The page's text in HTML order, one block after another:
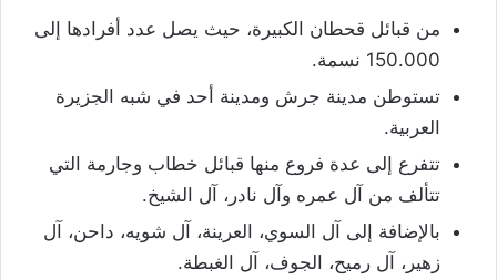
من قبائل قحطان الكبيرة، حيث يصل عدد أفرادها إلى
150.000 نسمة.
تستوطن مدينة جرش ومدينة أحد في شبه الجزيرة
العربية.
تتفرع إلى عدة فروع منها قبائل خطاب وجارمة التي
تتألف من آل عمره وآل نادر، آل الشيخ.
بالإضافة إلى آل السوي، العرينة، آل شويه، داحن، آل
زهير، آل رميح، الجوف، آل الغبطة.